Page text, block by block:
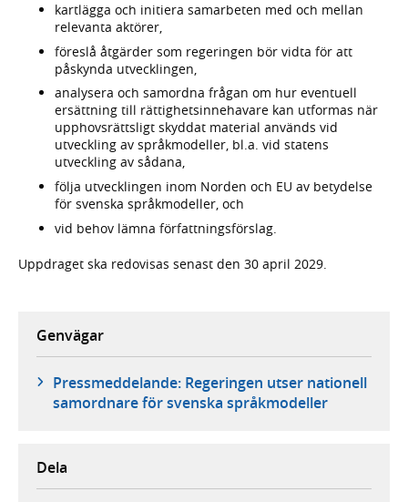
kartlägga och initiera samarbeten med och mellan
relevanta aktörer,
föreslå åtgärder som regeringen bör vidta för att
påskynda utvecklingen,
analysera och samordna frågan om hur eventuell
ersättning till rättighetsinnehavare kan utformas när
upphovsrättsligt skyddat material används vid
utveckling av språkmodeller, bl.a. vid statens
utveckling av sådana,
följa utvecklingen inom Norden och EU av betydelse
för svenska språkmodeller, och
vid behov lämna författningsförslag.
Uppdraget ska redovisas senast den 30 april 2029.
Genvägar
Pressmeddelande: Regeringen utser nationell
samordnare för svenska språkmodeller
Dela